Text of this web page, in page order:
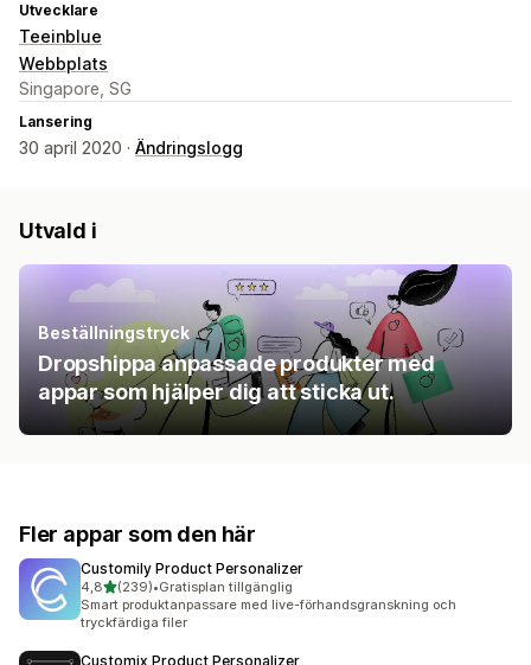
Utvecklare
Teeinblue
Webbplats
Singapore, SG
Lansering
30 april 2020 · Ändringslogg
Utvald i
Beställningstryck
Dropshippa anpassade produkter med
appar som hjälper dig att sticka ut.
Fler appar som den här
Customily Product Personalizer
4,8av 5 stjärnor
(239)
239 recensioner totalt
•Gratisplan tillgänglig
Smart produktanpassare med live-förhandsgranskning och
tryckfärdiga filer
Customix Product Personalizer